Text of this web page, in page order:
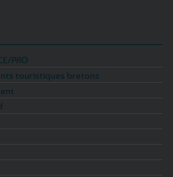
PRO
touristiques bretons